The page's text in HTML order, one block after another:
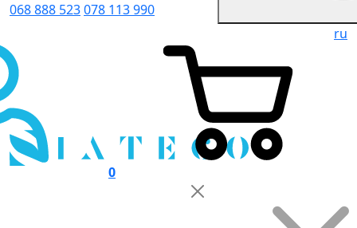
068 888 523078 113 990
ru
0